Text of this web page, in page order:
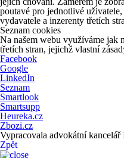
poutavé pro jednotlivé
vydavatele a inzerenty třetích
Seznam cookies
Na našem webu využíváme jak
třetích stran, jejichž vlastní
Facebook
Google
LinkedIn
Seznam
Smartlook
Smartsupp
Heureka.cz
Zbozi.cz
Vypracovala advokátní kancelář
Zpět